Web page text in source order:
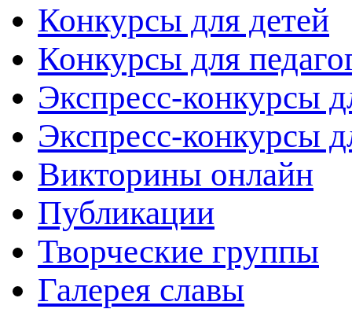
Конкурсы для детей
Конкурсы для
Экспресс-конкурсы
Экспресс-конкурсы
Викторины онлайн
Публикации
Творческие группы
Галерея славы